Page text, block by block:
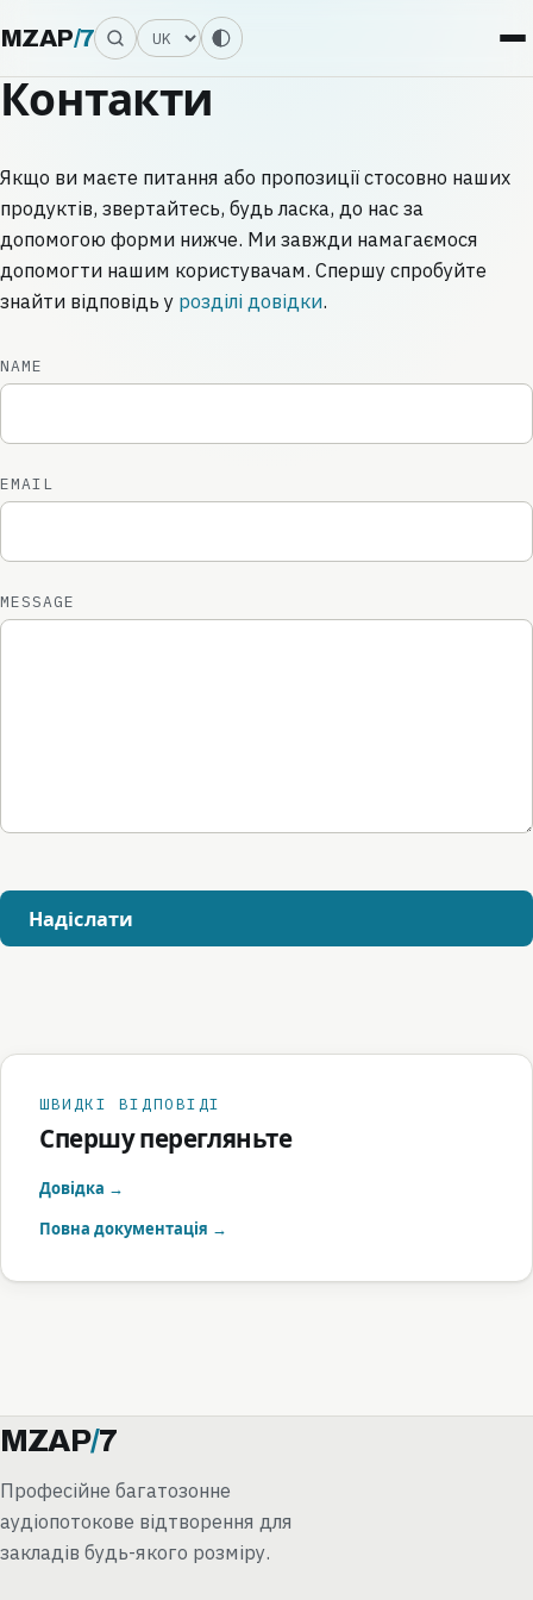
MZAP/7 Мова
Контакти
Якщо ви маєте питання або пропозиції стосовно наших
продуктів, звертайтесь, будь ласка, до нас за
допомогою форми нижче. Ми завжди намагаємося
допомогти нашим користувачам. Спершу спробуйте
знайти відповідь у розділі довідки.
NAME
EMAIL
MESSAGE
Надіслати
ШВИДКІ ВІДПОВІДІ
Спершу перегляньте
Довідка →
Повна документація →
MZAP/7
Професійне багатозонне
аудіопотокове відтворення для
закладів будь-якого розміру.